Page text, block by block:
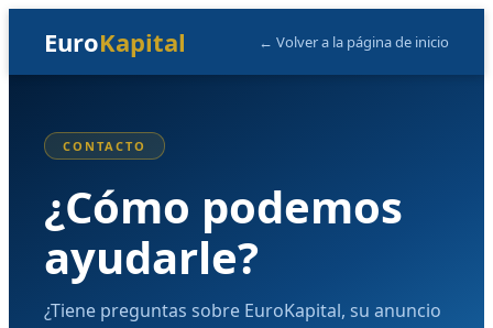
EuroKapital ← Volver a la página de inicio
CONTACTO
¿Cómo podemos
ayudarle?
¿Tiene preguntas sobre EuroKapital, su anuncio